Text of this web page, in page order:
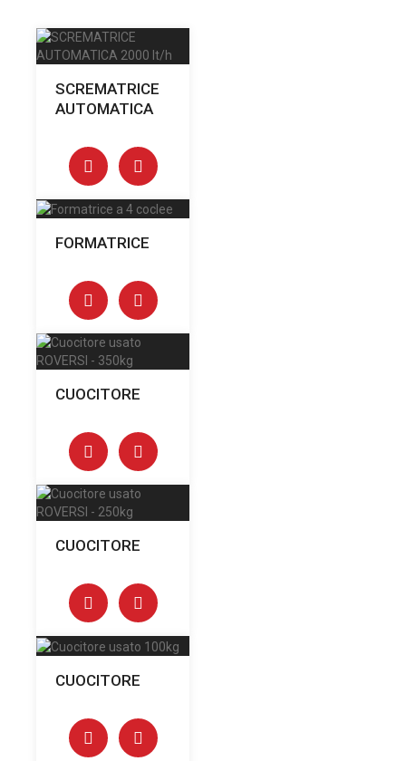
SCREMATRICE
AUTOMATICA
FORMATRICE
CUOCITORE
CUOCITORE
CUOCITORE